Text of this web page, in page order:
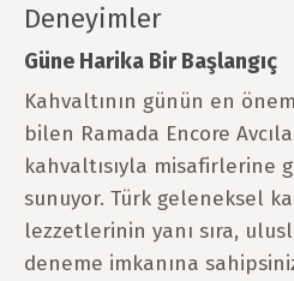
Deneyimler
Güne Harika Bir Başlangıç
Kahvaltının günün en
bilen Ramada Encore
kahvaltısıyla misafirlerine
sunuyor. Türk geleneksel
lezzetlerinin yanı sıra,
deneme imkanına